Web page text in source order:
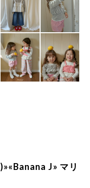
J» マリ